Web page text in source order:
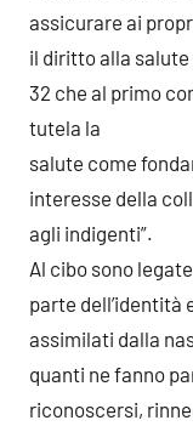
assicurare ai
il diritto alla
32 che al primo
tutela la
salute come
interesse della
agli indigenti”.
Al cibo sono
parte dell’identità
assimilati dalla
quanti ne fanno
riconoscersi,